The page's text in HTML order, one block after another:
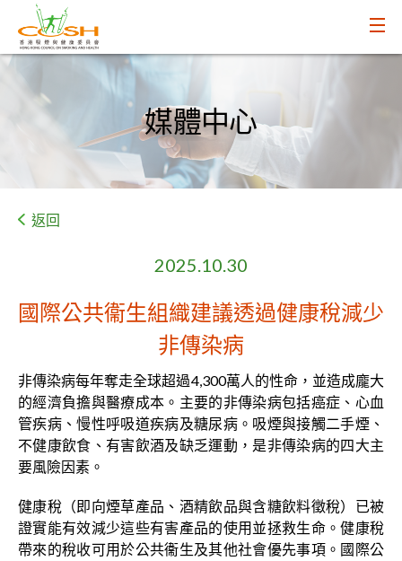
媒體中心
返回
2025.10.30
國際公共衞生組織建議透過健康稅減少
非傳染病
非傳染病每年奪走全球超過4,300萬人的性命，並造成龐大
的經濟負擔與醫療成本。主要的非傳染病包括癌症、心血
管疾病、慢性呼吸道疾病及糖尿病。吸煙與接觸二手煙、
不健康飲食、有害飲酒及缺乏運動，是非傳染病的四大主
要風險因素。
健康稅（即向煙草產品、酒精飲品與含糖飲料徵稅）已被
證實能有效減少這些有害產品的使用並拯救生命。健康稅
帶來的稅收可用於公共衞生及其他社會優先事項。國際公